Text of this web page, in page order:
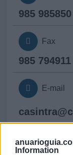
Information
985 985850
Fax
985 794911
E-mail
casintra@
Web